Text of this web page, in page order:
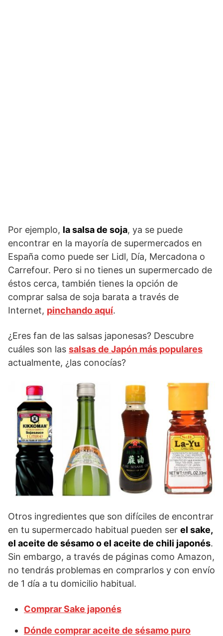
Por ejemplo, la salsa de soja, ya se puede
encontrar en la mayoría de supermercados en
España como puede ser Lidl, Día, Mercadona o
Carrefour. Pero si no tienes un supermercado de
éstos cerca, también tienes la opción de
comprar salsa de soja barata a través de
Internet, pinchando aquí.
¿Eres fan de las salsas japonesas? Descubre
cuáles son las salsas de Japón más populares
actualmente, ¿las conocías?
Otros ingredientes que son difíciles de encontrar
en tu supermercado habitual pueden ser el sake,
el aceite de sésamo o el aceite de chili japonés.
Sin embargo, a través de páginas como Amazon,
no tendrás problemas en comprarlos y con envío
de 1 día a tu domicilio habitual.
Comprar Sake japonés
Dónde comprar aceite de sésamo puro